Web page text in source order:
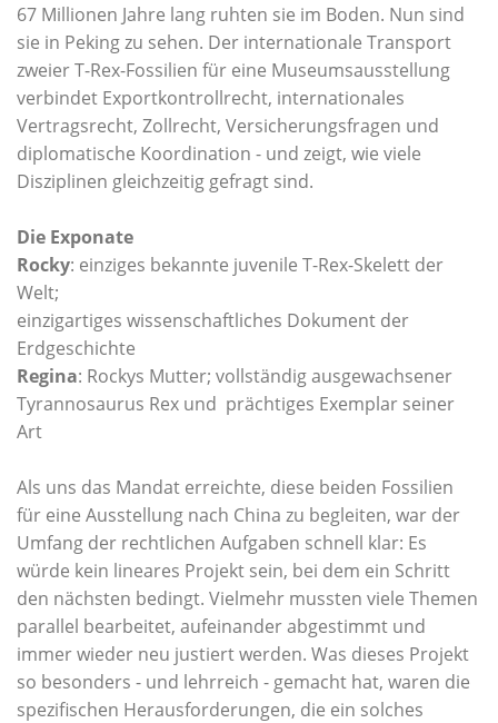
67 Millionen Jahre lang ruhten sie im Boden. Nun sind
sie in Peking zu sehen. Der internationale Transport
zweier T-Rex-Fossilien für eine Museumsausstellung
verbindet Exportkontrollrecht, internationales
Vertragsrecht, Zollrecht, Versicherungsfragen und
diplomatische Koordination - und zeigt, wie viele
Disziplinen gleichzeitig gefragt sind.
Die Exponate
Rocky: einziges bekannte juvenile T-Rex-Skelett der
Welt;
einzigartiges wissenschaftliches Dokument der
Erdgeschichte
Regina: Rockys Mutter; vollständig ausgewachsener
Tyrannosaurus Rex und prächtiges Exemplar seiner
Art
Als uns das Mandat erreichte, diese beiden Fossilien
für eine Ausstellung nach China zu begleiten, war der
Umfang der rechtlichen Aufgaben schnell klar: Es
würde kein lineares Projekt sein, bei dem ein Schritt
den nächsten bedingt. Vielmehr mussten viele Themen
parallel bearbeitet, aufeinander abgestimmt und
immer wieder neu justiert werden. Was dieses Projekt
so besonders - und lehrreich - gemacht hat, waren die
spezifischen Herausforderungen, die ein solches